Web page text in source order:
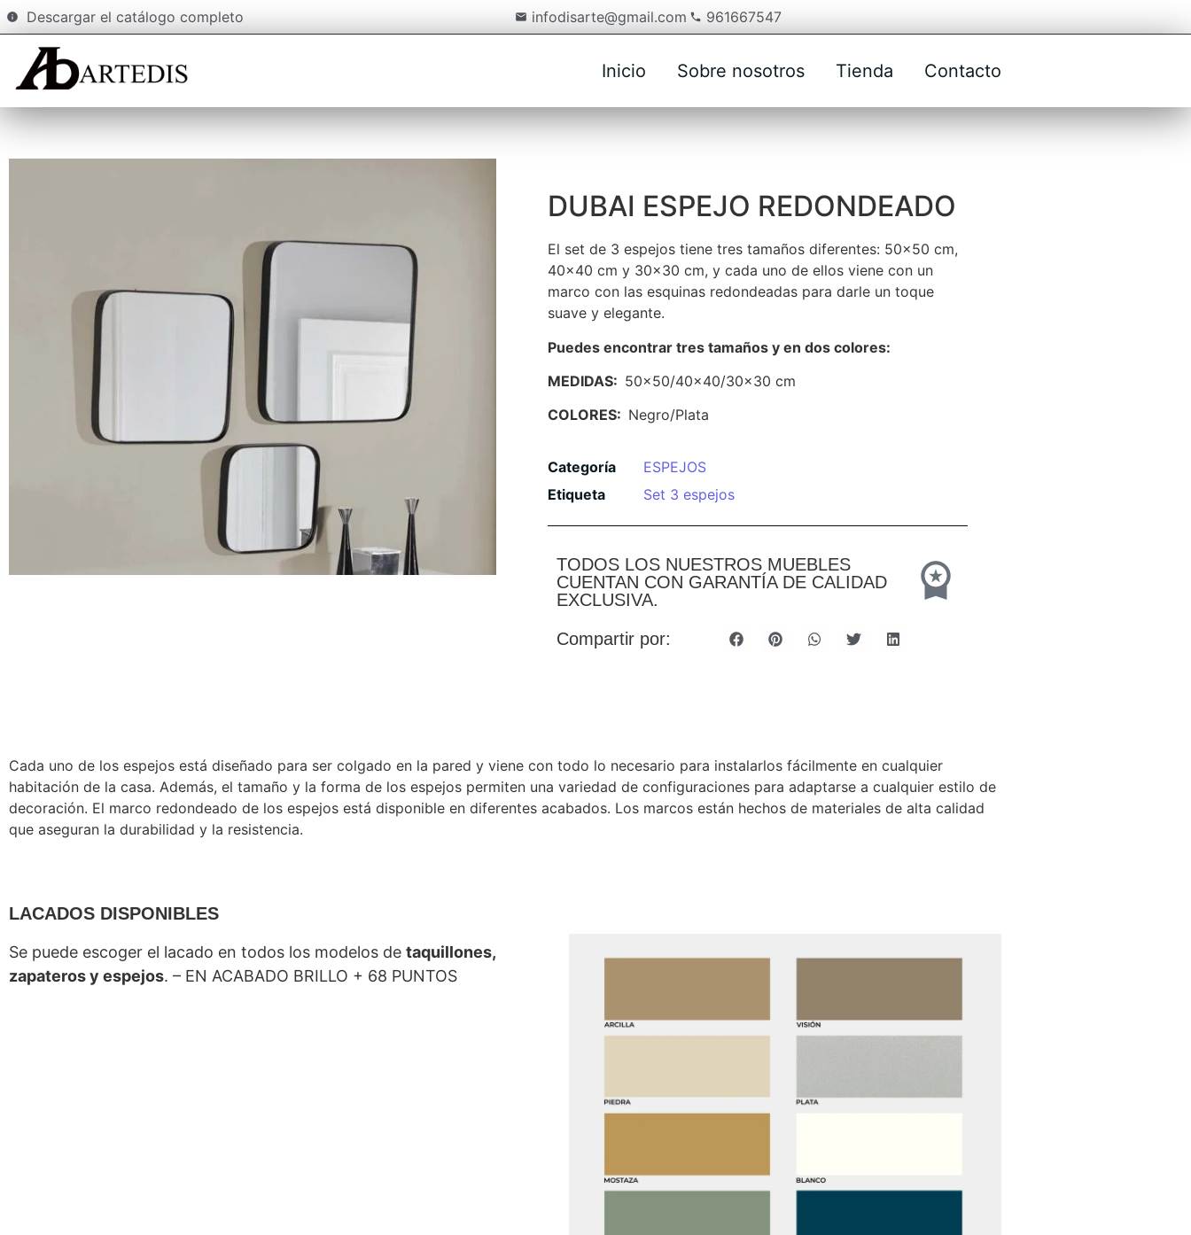
Descargar el catálogo completo infodisarte@gmail.com 961667547
Inicio Sobre nosotros Tienda Contacto
DUBAI ESPEJO REDONDEADO
El set de 3 espejos tiene tres tamaños diferentes: 50×50 cm,
40×40 cm y 30×30 cm, y cada uno de ellos viene con un
marco con las esquinas redondeadas para darle un toque
suave y elegante.
Puedes encontrar tres tamaños y en dos colores:
MEDIDAS: 50×50/40×40/30×30 cm
COLORES: Negro/Plata
Categoría
ESPEJOS
Etiqueta
Set 3 espejos
TODOS LOS NUESTROS MUEBLES
CUENTAN CON GARANTÍA DE CALIDAD
EXCLUSIVA.
Compartir por:
Cada uno de los espejos está diseñado para ser colgado en la pared y viene con todo lo necesario para instalarlos fácilmente en cualquier
habitación de la casa. Además, el tamaño y la forma de los espejos permiten una variedad de configuraciones para adaptarse a cualquier estilo de
decoración. El marco redondeado de los espejos está disponible en diferentes acabados. Los marcos están hechos de materiales de alta calidad
que aseguran la durabilidad y la resistencia.
LACADOS DISPONIBLES
Se puede escoger el lacado en todos los modelos de taquillones,
zapateros y espejos. – EN ACABADO BRILLO + 68 PUNTOS